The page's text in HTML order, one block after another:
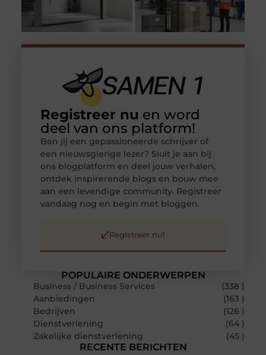
POPULAIRE ONDERWERPEN
Business / Business Services
(338 )
Aanbiedingen
(163 )
Bedrijven
(126 )
Dienstverlening
(64 )
Zakelijke dienstverlening
(45 )
RECENTE BERICHTEN
Registreer nu en word
deel van ons platform!
Ben jij een gepassioneerde schrijver of
een nieuwsgierige lezer? Sluit je aan bij
ons blogplatform en deel jouw verhalen,
ontdek inspirerende blogs en bouw mee
aan een levendige community. Registreer
vandaag nog en begin met bloggen.
Registreer nu!